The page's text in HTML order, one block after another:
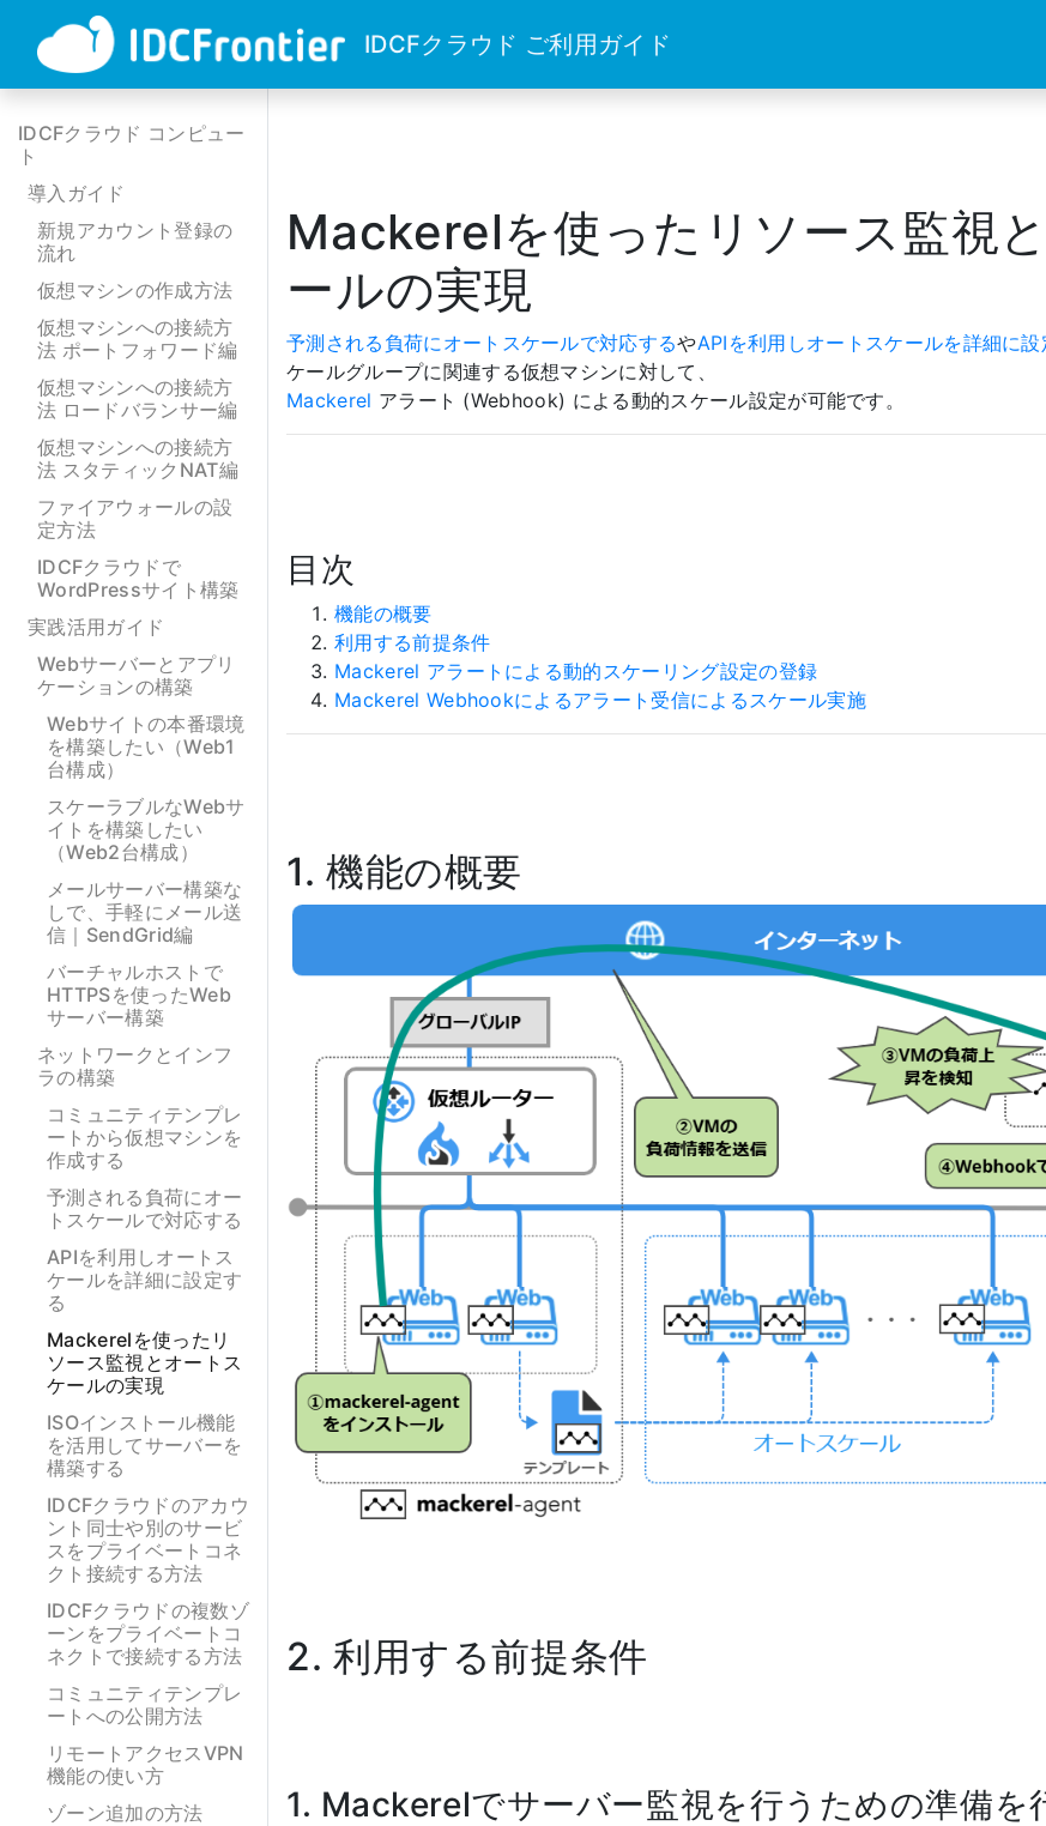
IDCFクラウド ご利用ガイド
IDCFクラウド コンピュー
ト
導入ガイド
新規アカウント登録の
流れ
仮想マシンの作成方法
仮想マシンへの接続方
法 ポートフォワード編
仮想マシンへの接続方
法 ロードバランサー編
仮想マシンへの接続方
法 スタティックNAT編
ファイアウォールの設
定方法
IDCFクラウドで
WordPressサイト構築
実践活用ガイド
Webサーバーとアプリ
ケーションの構築
Webサイトの本番環境
を構築したい（Web1
台構成）
スケーラブルなWebサ
イトを構築したい
（Web2台構成）
メールサーバー構築な
しで、手軽にメール送
信｜SendGrid編
バーチャルホストで
HTTPSを使ったWeb
サーバー構築
ネットワークとインフ
ラの構築
コミュニティテンプレ
ートから仮想マシンを
作成する
予測される負荷にオー
トスケールで対応する
APIを利用しオートス
ケールを詳細に設定す
る
Mackerelを使ったリ
ソース監視とオートス
ケールの実現
ISOインストール機能
を活用してサーバーを
構築する
IDCFクラウドのアカウ
ント同士や別のサービ
スをプライベートコネ
クト接続する方法
IDCFクラウドの複数ゾ
ーンをプライベートコ
ネクトで接続する方法
コミュニティテンプレ
ートへの公開方法
リモートアクセスVPN
機能の使い方
ゾーン追加の方法
Mackerelを使ったリソース監視
ールの実現
予測される負荷にオートスケールで対応するやAPIを利用しオートスケールを詳細に設
ケールグループに関連する仮想マシンに対して、
Mackerel アラート (Webhook) による動的スケール設定が可能です。
目次
機能の概要
利用する前提条件
Mackerel アラートによる動的スケーリング設定の登録
Mackerel Webhookによるアラート受信によるスケール実施
1. 機能の概要
2. 利用する前提条件
1. Mackerelでサーバー監視を行うための準備を